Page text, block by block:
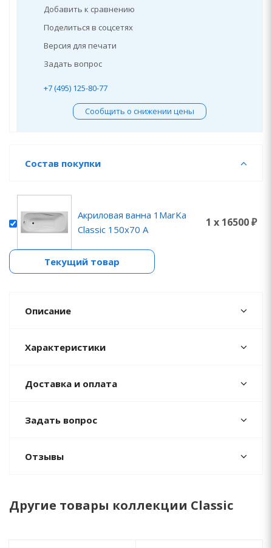
Добавить к сравнению
Поделиться в соцсетях
Версия для печати
Задать вопрос
+7 (495) 125-80-77
Сообщить о снижении цены
Состав покупки
Акриловая ванна 1MarKa
Classic 150х70 A
1 x 16500 ₽
Текущий товар
Описание
Характеристики
Доставка и оплата
Задать вопрос
Отзывы
Другие товары коллекции Classic